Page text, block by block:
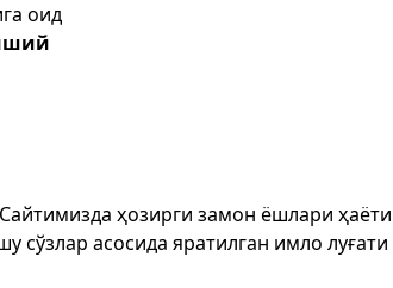
оид
ҳозирги замон ёшлари
асосида яратилган имло